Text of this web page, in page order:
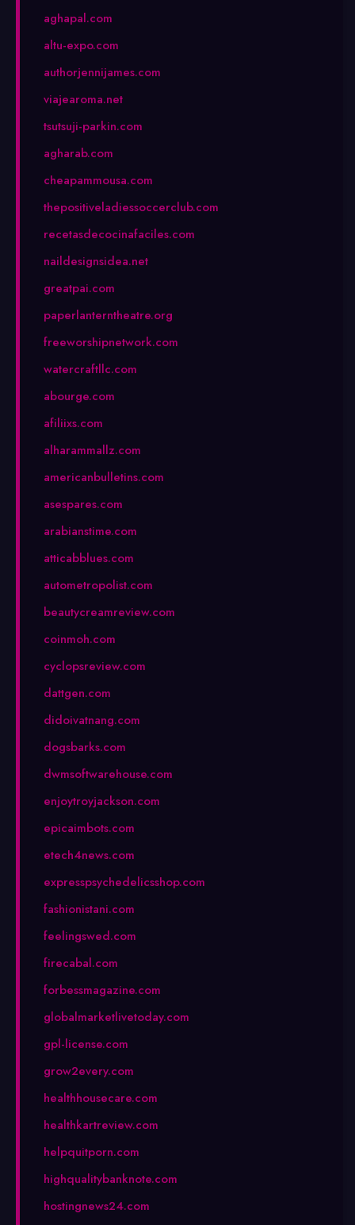
aghapal.com
altu-expo.com
authorjennijames.com
viajearoma.net
tsutsuji-parkin.com
agharab.com
cheapammousa.com
thepositiveladiessoccerclub.com
recetasdecocinafaciles.com
naildesignsidea.net
greatpai.com
paperlanterntheatre.org
freeworshipnetwork.com
watercraftllc.com
abourge.com
afiliixs.com
alharammallz.com
americanbulletins.com
asespares.com
arabianstime.com
atticabblues.com
autometropolist.com
beautycreamreview.com
coinmoh.com
cyclopsreview.com
dattgen.com
didoivatnang.com
dogsbarks.com
dwmsoftwarehouse.com
enjoytroyjackson.com
epicaimbots.com
etech4news.com
expresspsychedelicsshop.com
fashionistani.com
feelingswed.com
firecabal.com
forbessmagazine.com
globalmarketlivetoday.com
gpl-license.com
grow2every.com
healthhousecare.com
healthkartreview.com
helpquitporn.com
highqualitybanknote.com
hostingnews24.com